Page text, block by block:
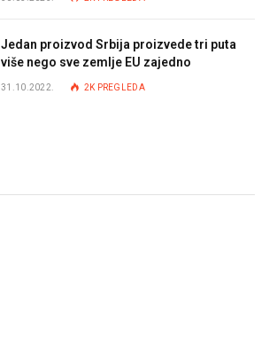
Jedan proizvod Srbija proizvede tri puta
više nego sve zemlje EU zajedno
31.10.2022. 2K PREGLEDA